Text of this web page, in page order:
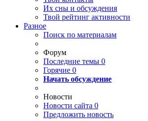
Их сны и обсуждения
Твой рейтинг активности
Разное
Поиск по материалам
Форум
Последние темы 0
Горячие 0
Начать обсуждение
Новости
Новости сайта 0
Предложить новость